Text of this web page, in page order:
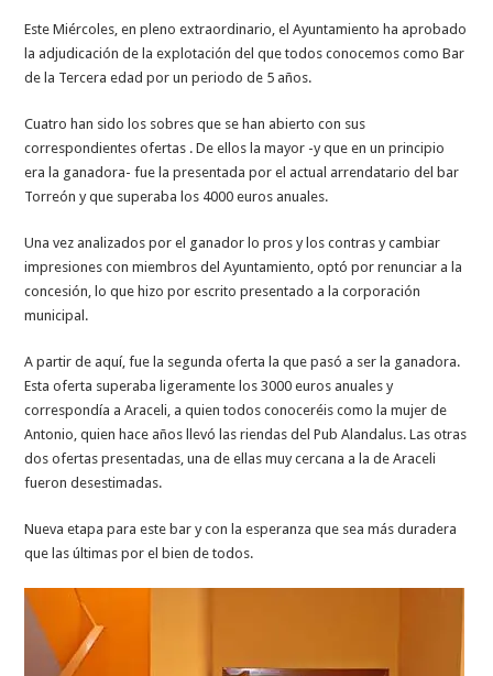
Este Miércoles, en pleno extraordinario, el Ayuntamiento ha aprobado
la adjudicación de la explotación del que todos conocemos como Bar
de la Tercera edad por un periodo de 5 años.
Cuatro han sido los sobres que se han abierto con sus
correspondientes ofertas . De ellos la mayor -y que en un principio
era la ganadora- fue la presentada por el actual arrendatario del bar
Torreón y que superaba los 4000 euros anuales.
Una vez analizados por el ganador lo pros y los contras y cambiar
impresiones con miembros del Ayuntamiento, optó por renunciar a la
concesión, lo que hizo por escrito presentado a la corporación
municipal.
A partir de aquí, fue la segunda oferta la que pasó a ser la ganadora.
Esta oferta superaba ligeramente los 3000 euros anuales y
correspondía a Araceli, a quien todos conoceréis como la mujer de
Antonio, quien hace años llevó las riendas del Pub Alandalus. Las otras
dos ofertas presentadas, una de ellas muy cercana a la de Araceli
fueron desestimadas.
Nueva etapa para este bar y con la esperanza que sea más duradera
que las últimas por el bien de todos.